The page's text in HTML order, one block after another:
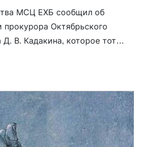
МСЦ ЕХБ сообщил об
прокурора Октябрьского
Д. В. Кадакина, которое тот
деятельность религиозного
округа Саранск по адресу:
33, до устранения нарушений
путем
религиозной группы».